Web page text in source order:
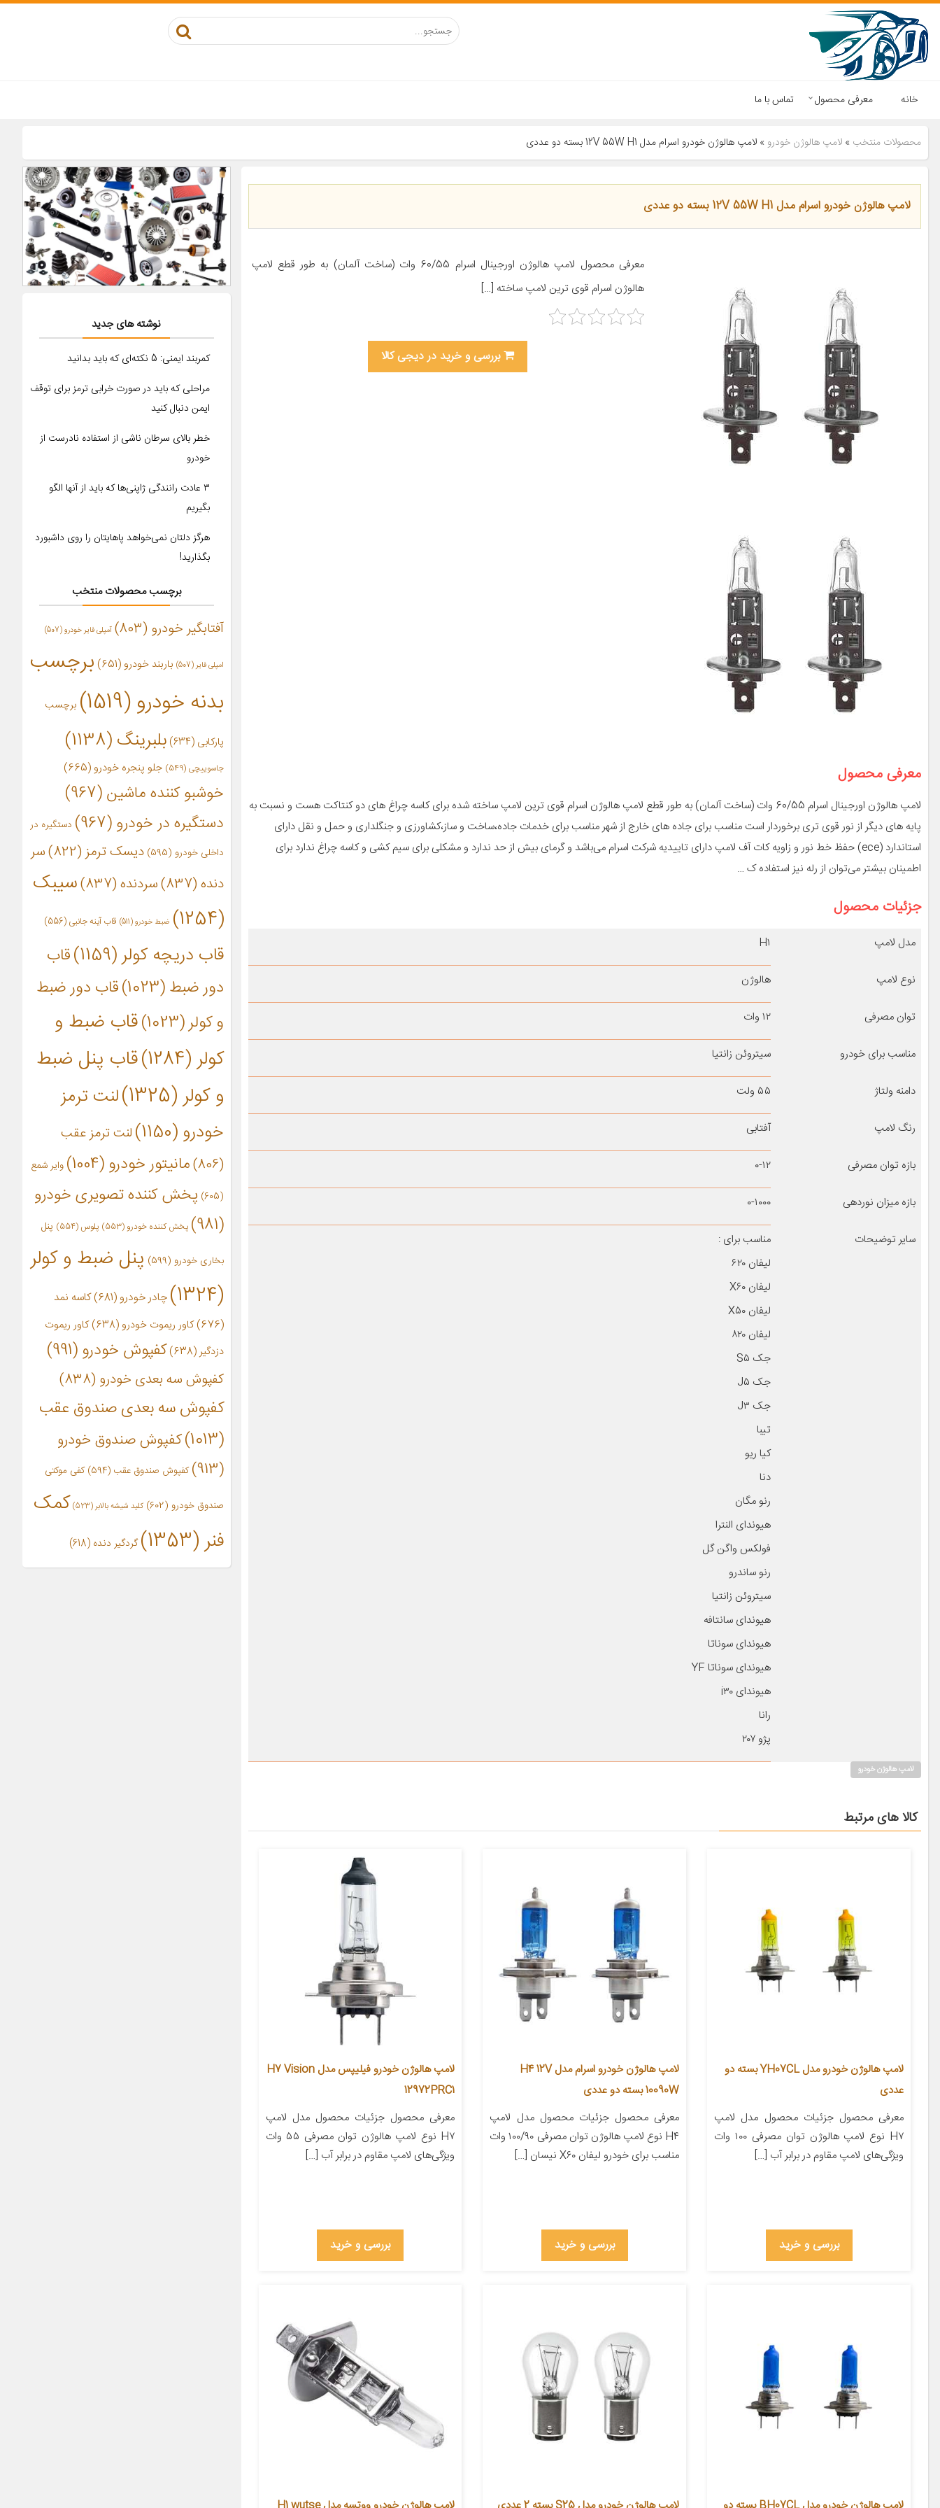
خانه معرفی محصول تماس با ما
محصولات منتخب » لامپ هالوژن خودرو» لامپ هالوژن خودرو اسرام مدل 12V 55W H1 بسته دو عددی
لامپ هالوژن خودرو اسرام مدل 12V 55W H1 بسته دو عددی
معرفی محصول لامپ هالوژن اورجینال اسرام 60/55 وات (ساخت آلمان) به طور قطع لامپ
هالوژن اسرام قوی ترین لامپ ساخته […]
بررسی و خرید در دیجی کالا
معرفی محصول
لامپ هالوژن اورجینال اسرام 60/55 وات (ساخت آلمان) به طور قطع لامپ هالوژن اسرام قوی ترین لامپ ساخته شده برای کاسه چراغ های دو کنتاکت هست و نسبت به
پایه های دیگر از نور قوی تری برخوردار است مناسب برای جاده های خارج از شهر مناسب برای خدمات جاده،ساخت و ساز،کشاورزی و جنگلداری و حمل و نقل دارای
استاندارد (ece) حفظ خط نور و زاویه کات آف لامپ دارای تاییدیه شرکت اسرام می‌باشد و گرمای بیش از حد ندارد و مشکلی برای سیم کشی و کاسه چراغ ندارد برای
اطمینان بیشتر می‌توان از رله نیز استفاده ک …
جزئیات محصول
مدل لامپ H۱
نوع لامپ هالوژن
توان مصرفی ۱۲ وات
مناسب برای خودرو سیتروئن زانتیا
دامنه ولتاژ ۵۵ ولت
رنگ لامپ آفتابی
بازه توان مصرفی ۰-۱۲
بازه میزان نوردهی ۰-۱۰۰۰
سایر توضیحات
مناسب برای :
لیفان ۶۲۰
لیفان X۶۰
لیفان X۵۰
لیفان ۸۲۰
جک S۵
جک J۵
جک J۳
تیبا
کیا ریو
دنا
رنو مگان
هیوندای النترا
فولکس واگن گل
رنو ساندرو
سیتروئن زانتیا
هیوندای سانتافه
هیوندای سوناتا
هیوندای سوناتا YF
هیوندای i۳۰
رانا
پژو ۲۰۷
لامپ هالوژن خودرو
کالا های مرتبط
لامپ هالوژن خودرو مدل YH07CL بسته دو
عددی
معرفی محصول جزئیات محصول مدل لامپ
H۷ نوع لامپ هالوژن توان مصرفی ۱۰۰ وات
ویژگی‌های لامپ مقاوم در برابر آب […]
بررسی و خرید
لامپ هالوژن خودرو اسرام مدل H4 12V
10090W بسته دو عددی
معرفی محصول جزئیات محصول مدل لامپ
H۴ نوع لامپ هالوژن توان مصرفی ۱۰۰/۹۰ وات
مناسب برای خودرو لیفان X۶۰ نیسان […]
بررسی و خرید
لامپ هالوژن خودرو فیلیپس مدل H7 Vision
12972PRC1
معرفی محصول جزئیات محصول مدل لامپ
H۷ نوع لامپ هالوژن توان مصرفی ۵۵ وات
ویژگی‌های لامپ مقاوم در برابر آب […]
بررسی و خرید
نوشته های جدید
کمربند ایمنی: 5 نکته‌ای که باید بدانید
مراحلی که باید در صورت خرابی ترمز برای توقف
ایمن دنبال کنید
خطر بالای سرطان ناشی از استفاده نادرست از
خودرو
۳ عادت رانندگی ژاپنی‌ها که باید از آنها الگو
بگیریم
هرگز دلتان نمی‌خواهد پاهایتان را روی داشبورد
بگذارید!
برچسب محصولات منتخب
آفتابگیر خودرو (803) آمپلی فایر خودرو(507)
امپلی فایر (507) باربند خودرو(651)
برچسب
بدنه خودرو(1519) برچسب
پارکابی (634) بلبرینگ(1138)
جاسوییچی (549) جلو پنجره خودرو (665)
خوشبو کننده ماشین(967)
دستگیره در خودرو(967)
دستگیره در
داخلی خودرو (595) دیسک ترمز(822)
سر
دنده(837) سردنده(837)
سیبک
(1254)
ضبط خودرو(511) قاب آینه جانبی (556)
قاب دریچه کولر(1159)
قاب
دور ضبط(1023)
قاب دور ضبط
و کولر(1023)
قاب ضبط و
کولر(1284)
قاب پنل ضبط
و کولر(1325)
لنت ترمز
خودرو(1150)
لنت ترمز عقب
(806)
مانیتور خودرو(1004)
وایر شمع
(605)
پخش کننده تصویری خودرو
(981)
پخش کننده خودرو(553) پلوس(554) پنل
بخاری خودرو (599)
پنل ضبط و کولر
(1324)
چادر خودرو (681)
کاسه نمد
(676)
کاور ریموت خودرو(638)
کاور ریموت
دزدگیر(638) کفپوش خودرو(991)
کفپوش سه بعدی خودرو (838)
کفپوش سه بعدی صندوق عقب
(1013)
کفپوش صندوق خودرو
(913)
کفپوش صندوق عقب (594) کفی موکتی
صندوق خودرو (602) کلید شیشه بالابر(523)
کمک
فنر(1353) گردگیر دنده (618)